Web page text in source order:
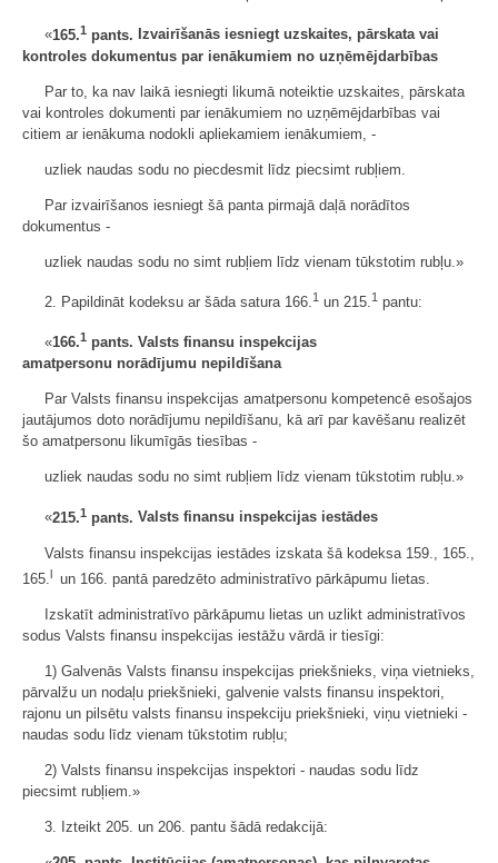
«165.1 pants. Izvairīšanās iesniegt uzskaites, pārskata vai
kontroles dokumentus par ienākumiem no uzņēmējdarbības
Par to, ka nav laikā iesniegti likumā noteiktie uzskaites, pārskata
vai kontroles dokumenti par ienākumiem no uzņēmējdarbības vai
citiem ar ienākuma nodokli apliekamiem ienākumiem, -
uzliek naudas sodu no piecdesmit līdz piecsimt rubļiem.
Par izvairīšanos iesniegt šā panta pirmajā daļā norādītos
dokumentus -
uzliek naudas sodu no simt rubļiem līdz vienam tūkstotim rubļu.»
2. Papildināt kodeksu ar šāda satura 166. 1 un 215. 1 pantu:
«166.1 pants. Valsts finansu inspekcijas
amatpersonu norādījumu nepildīšana
Par Valsts finansu inspekcijas amatpersonu kompetencē esošajos
jautājumos doto norādījumu nepildīšanu, kā arī par kavēšanu realizēt
šo amatpersonu likumīgās tiesības -
uzliek naudas sodu no simt rubļiem līdz vienam tūkstotim rubļu.»
«215.1 pants. Valsts finansu inspekcijas iestādes
Valsts finansu inspekcijas iestādes izskata šā kodeksa 159., 165.,
165. l un 166. pantā paredzēto administratīvo pārkāpumu lietas.
Izskatīt administratīvo pārkāpumu lietas un uzlikt administratīvos
sodus Valsts finansu inspekcijas iestāžu vārdā ir tiesīgi:
1) Galvenās Valsts finansu inspekcijas priekšnieks, viņa vietnieks,
pārvalžu un nodaļu priekšnieki, galvenie valsts finansu inspektori,
rajonu un pilsētu valsts finansu inspekciju priekšnieki, viņu vietnieki -
naudas sodu līdz vienam tūkstotim rubļu;
2) Valsts finansu inspekcijas inspektori - naudas sodu līdz
piecsimt rubļiem.»
3. Izteikt 205. un 206. pantu šādā redakcijā: